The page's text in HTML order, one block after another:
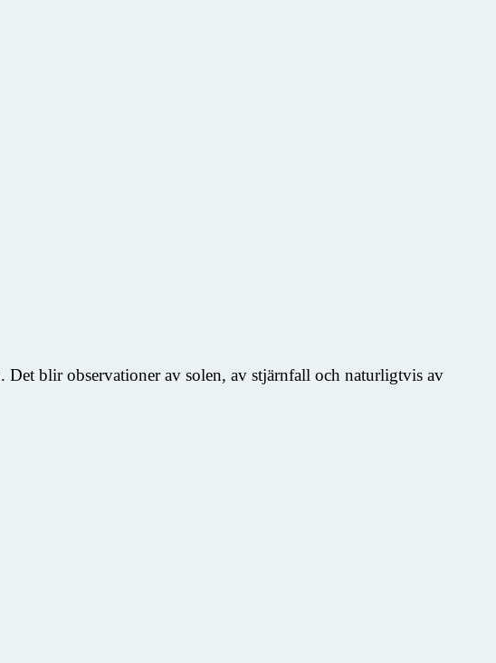
Det blir observationer av solen, av stjärnfall och naturligtvis av